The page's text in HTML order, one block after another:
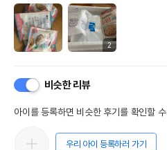
2
비슷한 리뷰
아이를 등록하면 비슷한 후기를 확인할
우리 아이 등록하러 가기